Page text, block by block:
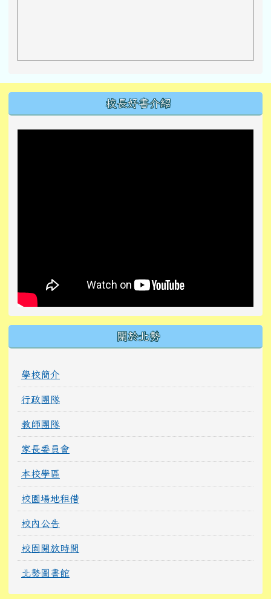
校長好書介紹
關於北勢
學校簡介
行政團隊
教師團隊
家長委員會
本校學區
校園場地租借
校內公告
校園開放時間
北勢圖書館